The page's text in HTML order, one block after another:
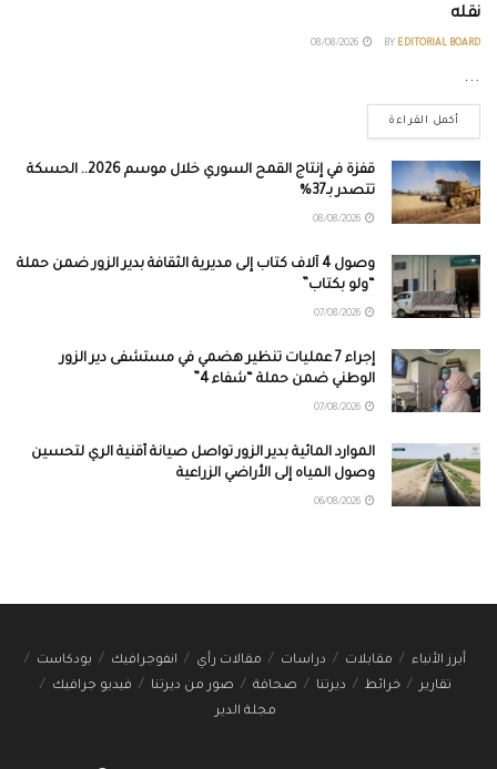
نقله
BY EDITORIAL BOARD
...
أكمل القراءة
قفزة في إنتاج القمح السوري خلال موسم 2026.. الحسكة
تتصدر بـ37%
وصول 4 آلاف كتاب إلى مديرية الثقافة بدير الزور ضمن حملة
“ولو بكتاب”
إجراء 7 عمليات تنظير هضمي في مستشفى دير الزور
الوطني ضمن حملة “شفاء 4”
الموارد المائية بدير الزور تواصل صيانة أقنية الري لتحسين
وصول المياه إلى الأراضي الزراعية
أبرز الأنباء مقابلات دراسات مقالات رأي انفوجرافيك
بودكاست
تقارير
خرائط ديرتنا صحافة صور من ديرتنا
فيديو جرافيك
مجلة الدير